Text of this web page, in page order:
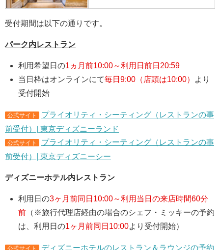
受付期間は以下の通りです。
パーク内レストラン
利用希望日の1ヵ月前10:00～利用日前日20:59
当日枠はオンラインにて毎日9:00（店頭は10:00）
より
受付開始
公式サイト
プライオリティ・シーティング（レストランの事
前受付）| 東京ディズニーランド
公式サイト
プライオリティ・シーティング（レストランの事
前受付）| 東京ディズニーシー
ディズニーホテル内レストラン
利用日の3ヶ月前同日10:00～利用当日の来店時間60分
前 （※旅行代理店経由の場合のシェフ・ミッキーの予約
は、利用日の1ヶ月前同日10:00より受付開始）
公式サイト ディズニーホテルのレストラン＆ラウンジの予約